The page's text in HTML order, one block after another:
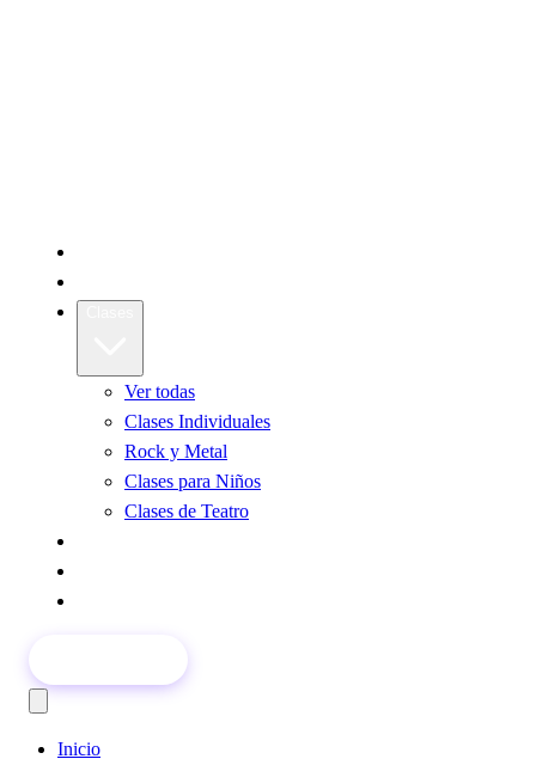
Ver todas
Clases Individuales
Rock y Metal
Clases para Niños
Clases de Teatro
Inicio